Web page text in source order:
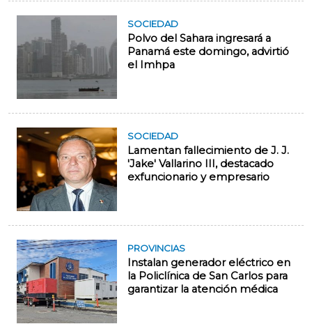
SOCIEDAD
Polvo del Sahara ingresará a
Panamá este domingo, advirtió
el Imhpa
SOCIEDAD
Lamentan fallecimiento de J. J.
'Jake' Vallarino III, destacado
exfuncionario y empresario
PROVINCIAS
Instalan generador eléctrico en
la Policlínica de San Carlos para
garantizar la atención médica